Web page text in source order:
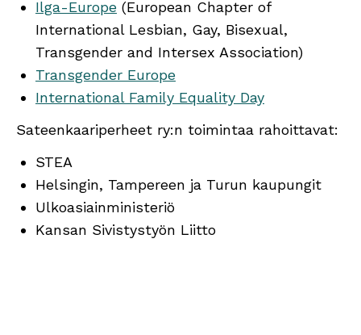
Ilga-Europe (European Chapter of
International Lesbian, Gay, Bisexual,
Transgender and Intersex Association)
Transgender Europe
International Family Equality Day
Sateenkaariperheet ry:n toimintaa rahoittavat:
STEA
Helsingin, Tampereen ja Turun kaupungit
Ulkoasiainministeriö
Kansan Sivistystyön Liitto